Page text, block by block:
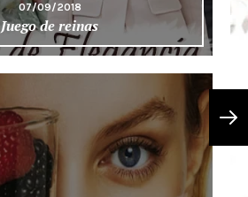
07/09/2018
Juego de reinas